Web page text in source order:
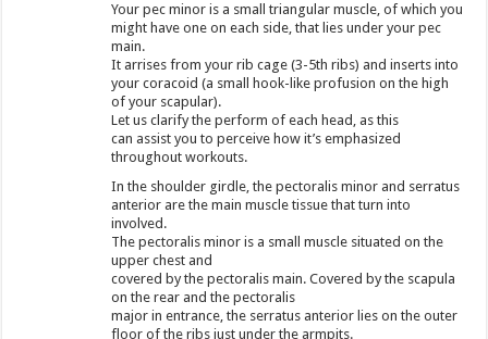
Your pec minor is a small triangular muscle, of which you
might have one on each side, that lies under your pec
main.
It arrises from your rib cage (3-5th ribs) and inserts into
your coracoid (a small hook-like profusion on the high
of your scapular).
Let us clarify the perform of each head, as this
can assist you to perceive how it’s emphasized
throughout workouts.
In the shoulder girdle, the pectoralis minor and serratus
anterior are the main muscle tissue that turn into
involved.
The pectoralis minor is a small muscle situated on the
upper chest and
covered by the pectoralis main. Covered by the scapula
on the rear and the pectoralis
major in entrance, the serratus anterior lies on the outer
floor of the ribs just under the armpits.